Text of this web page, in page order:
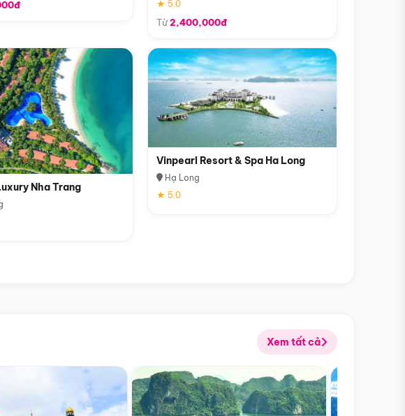
★ 5.0
Từ2,400,000đ
Nha Trang
Vinpearl Resort & Spa Ha Long
Hạ Long
★ 5.0
Xem tất cả